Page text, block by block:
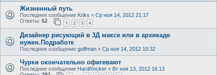
Жизненный путь
Последнее сообщение Kriks « Ср ноя 14, 2012 21:17
Ответы: 52 1 2 3 4
Дизайнер рисующий в 3Д максе или в архикаде
нужен.Подработк
Последнее сообщение goffman « Ср ноя 14, 2012 10:32
Чурки окончательно офигевают
Последнее сообщение HardRocker « Вт ноя 13, 2012 16:13